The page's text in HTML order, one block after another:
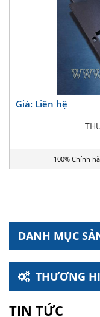
Giá: Liên hệ
100% Chính
DANH MỤC
THƯƠNG
TIN TỨC